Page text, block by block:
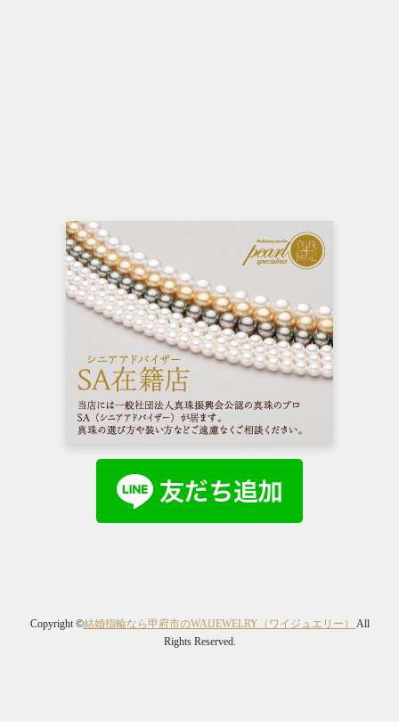
Copyright ©結婚指輪なら甲府市のWAIJEWELRY（ワイジュエリー）
All
Rights Reserved.